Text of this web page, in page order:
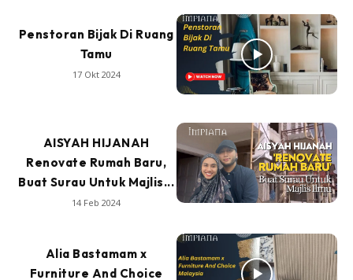
Penstoran Bijak Di Ruang
Tamu
17 Okt 2024
AISYAH HIJANAH
Renovate Rumah Baru,
Buat Surau Untuk Majlis...
14 Feb 2024
Alia Bastamam x
Furniture And Choice